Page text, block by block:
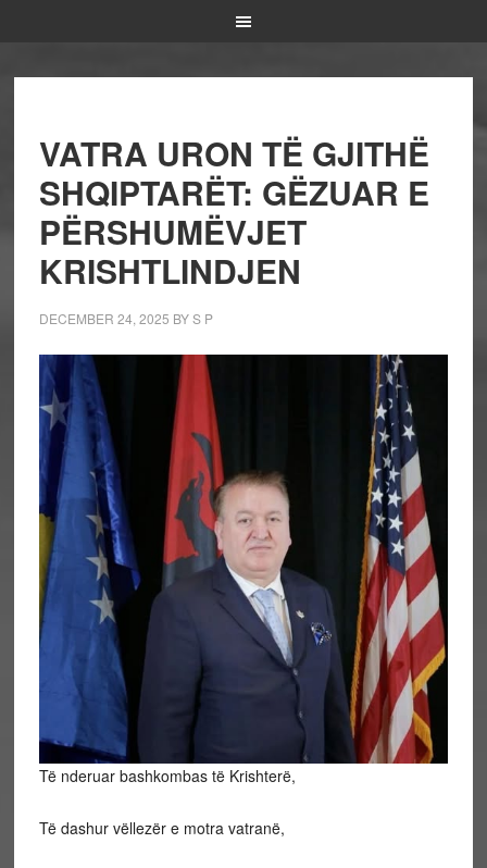
VATRA URON TË GJITHË
SHQIPTARËT: GËZUAR E
PËRSHUMËVJET
KRISHTLINDJEN
DECEMBER 24, 2025 BYS P
Të nderuar bashkombas të Krishterë,
Të dashur vëllezër e motra vatranë,